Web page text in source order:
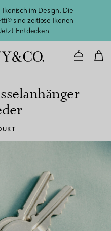
im Design. Die
sind zeitlose Ikonen
Entdecken